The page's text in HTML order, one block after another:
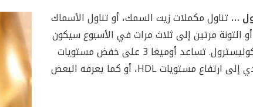
تناول مكملات زيت السمك، أو تناول الأسماك
التونة مرتين إلى ثلاث مرات في الأسبوع سيكون
له تأثير إيجابي على الكوليسترول. تساعد أوميغا 3 على خفض مستويات
الدهون الثلاثية، ما يؤدي إلى ارتفاع مستويات HDL، أو كما يعرفه البعض